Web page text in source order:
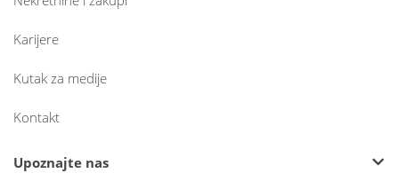
Karijere
Kutak za medije
Kontakt
Upoznajte nas